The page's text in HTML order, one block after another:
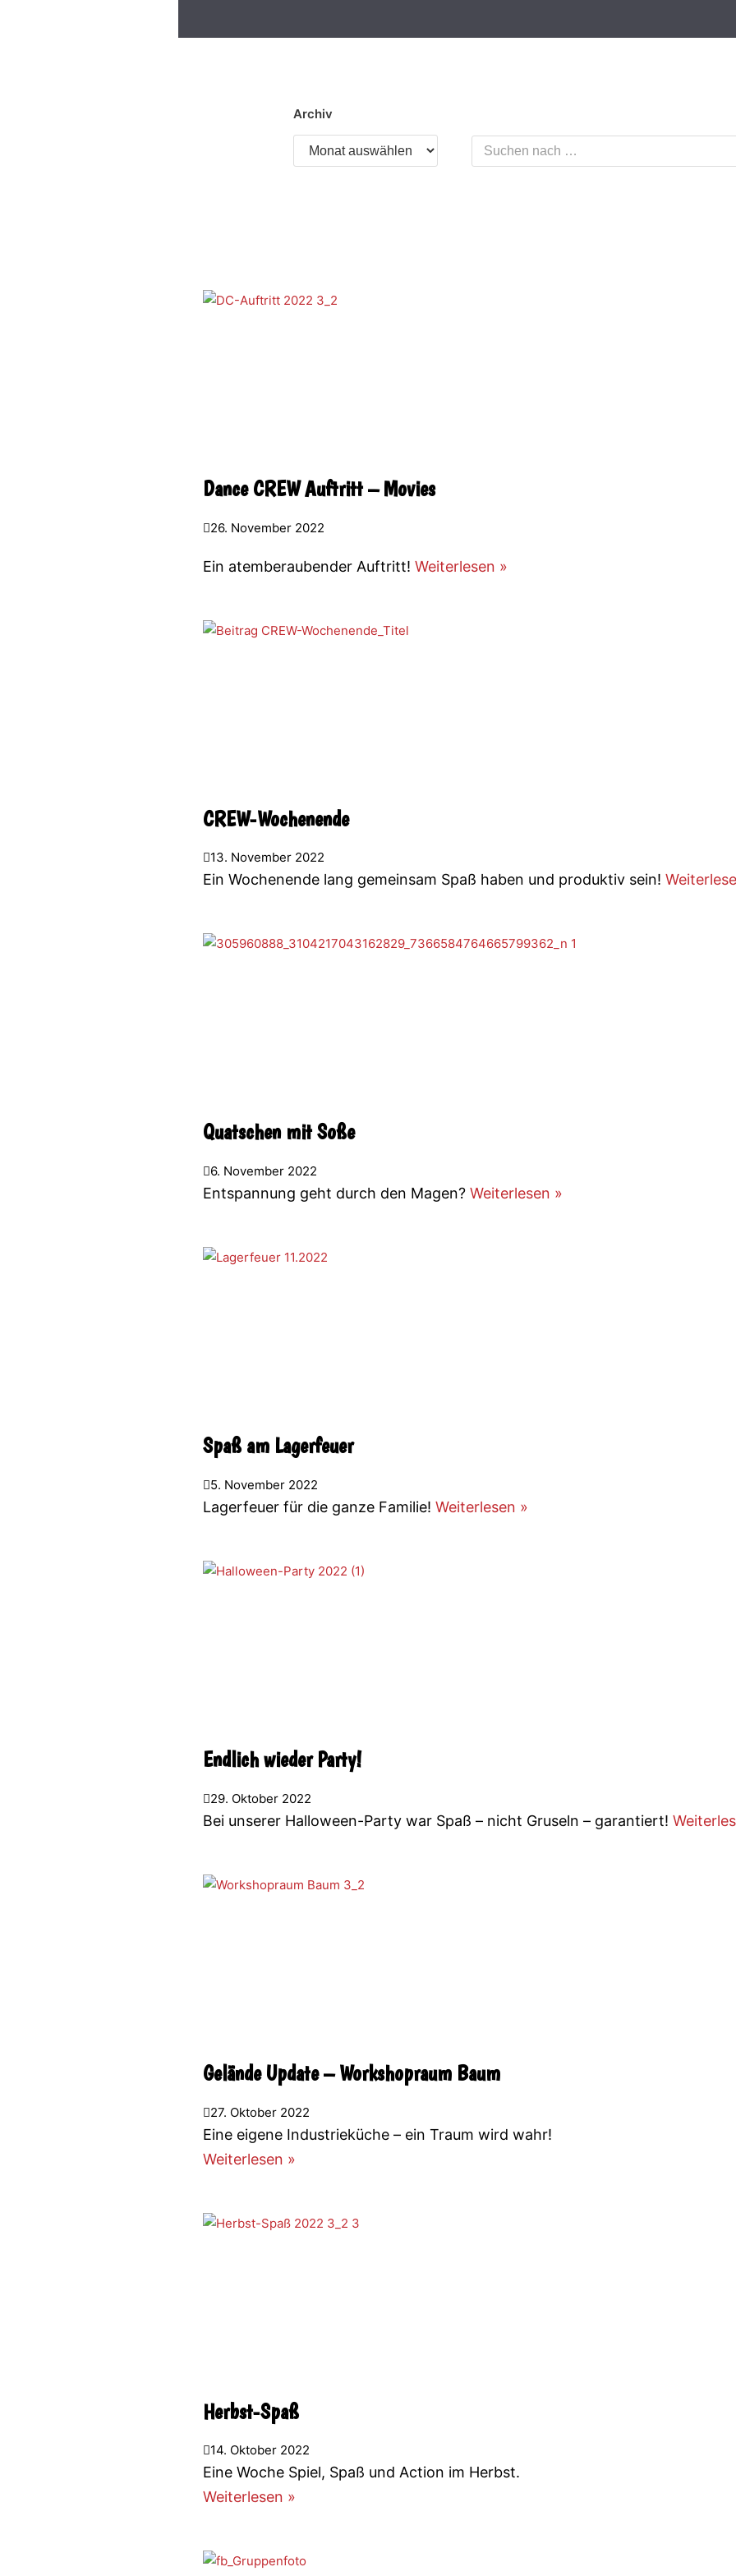
Archiv
Dance CREW Auftritt – Movies
26. November 2022
Ein atemberaubender Auftritt! Weiterlesen »
CREW-Wochenende
13. November 2022
Ein Wochenende lang gemeinsam Spaß haben und produktiv sein!
Quatschen mit Soße
6. November 2022
Entspannung geht durch den Magen? Weiterlesen »
Spaß am Lagerfeuer
5. November 2022
Lagerfeuer für die ganze Familie! Weiterlesen »
Endlich wieder Party!
29. Oktober 2022
Bei unserer Halloween-Party war Spaß – nicht Gruseln – garantiert!
Gelände Update – Workshopraum Baum
27. Oktober 2022
Eine eigene Industrieküche – ein Traum wird wahr!
Weiterlesen »
Herbst-Spaß
14. Oktober 2022
Eine Woche Spiel, Spaß und Action im Herbst.
Weiterlesen »